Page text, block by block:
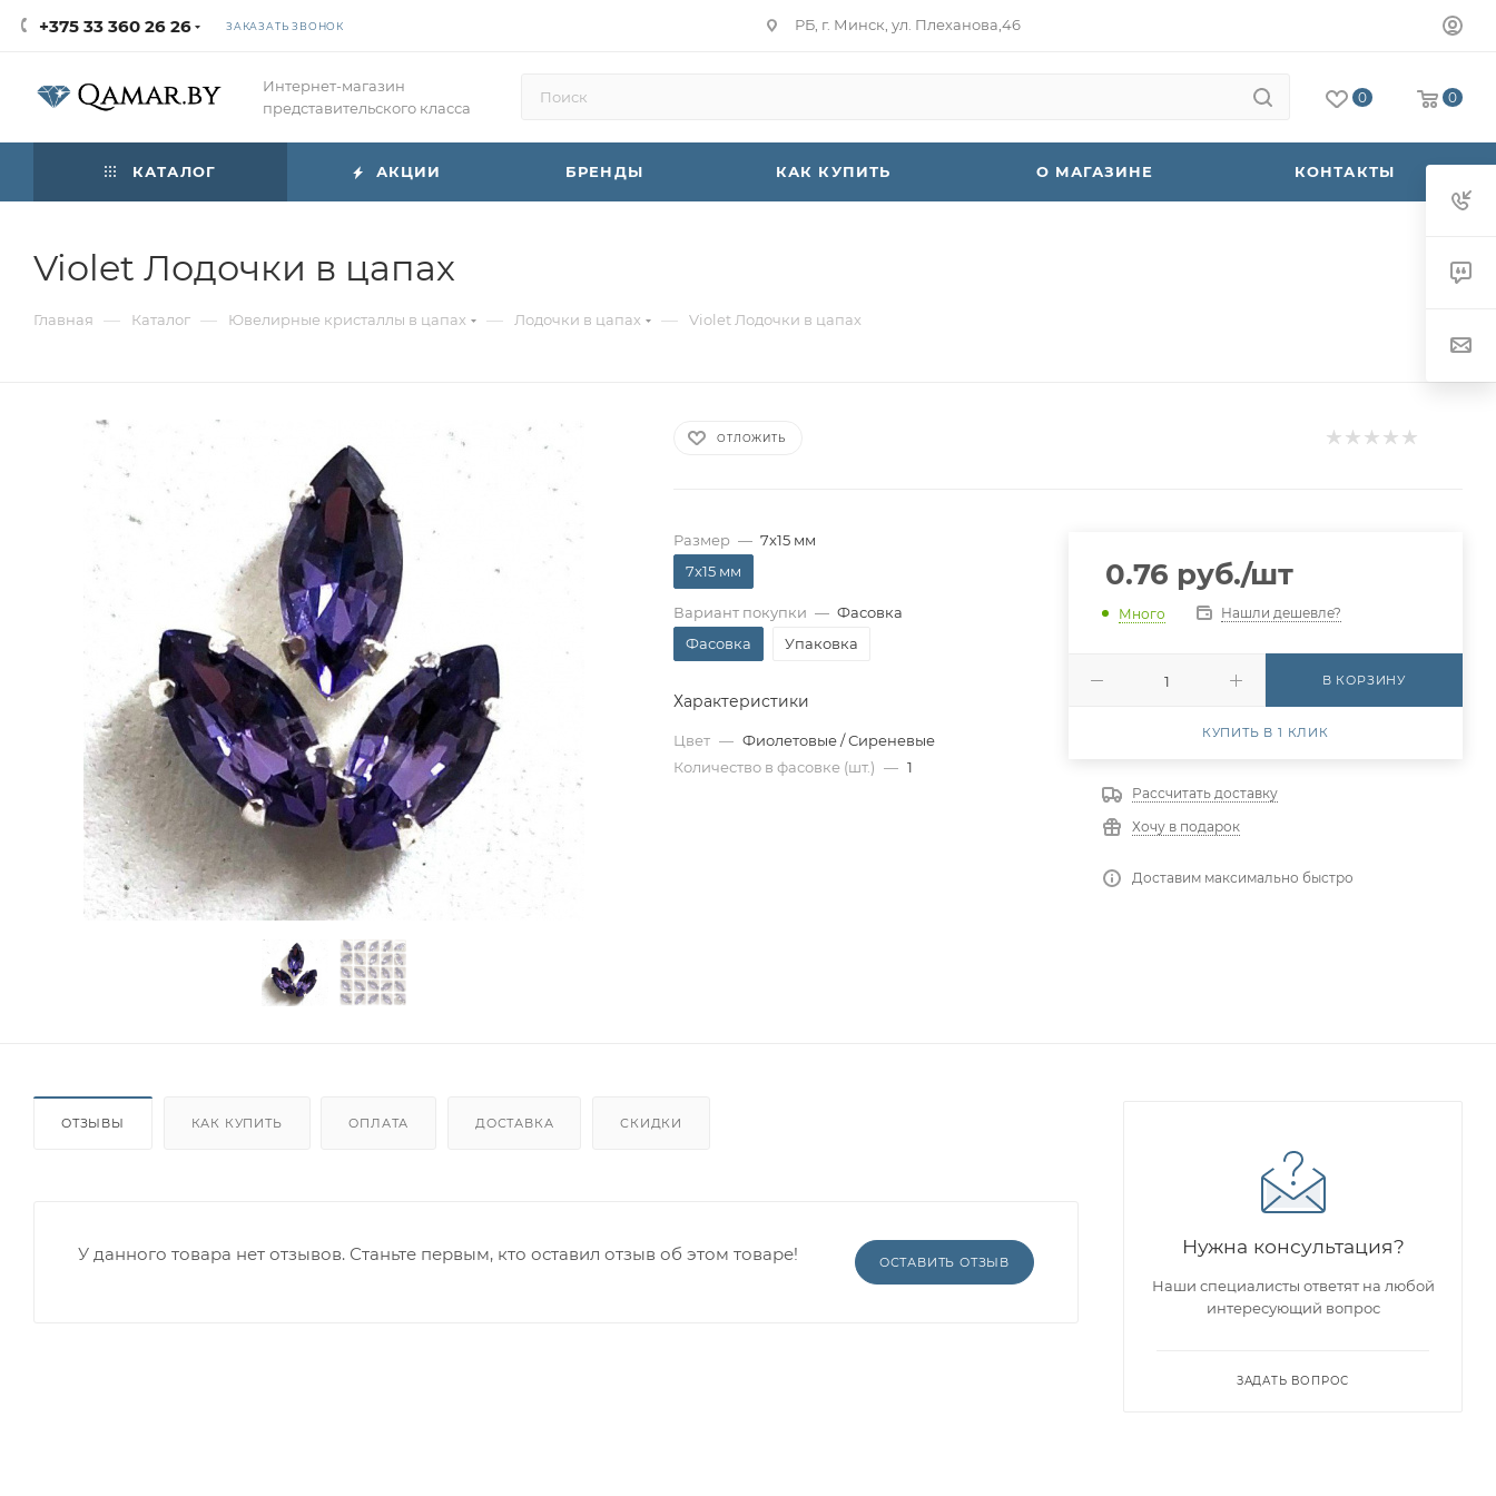
+375 33 360 26 26 ЗАКАЗАТЬ ЗВОНОК РБ, г. Минск, ул. Плеханова,46
Интернет-магазин
представительского класса
0 0
КАТАЛОГ АКЦИИ БРЕНДЫ КАК КУПИТЬ О МАГАЗИНЕ КОНТАКТЫ
Violet Лодочки в цапах
Главная — Каталог — Ювелирные кристаллы в цапах — Лодочки в цапах — Violet Лодочки в цапах
ОТЛОЖИТЬ
Размер — 7x15 мм
7x15 мм
Вариант покупки — Фасовка
Фасовка
Упаковка
Характеристики
Цвет — Фиолетовые / Сиреневые
Количество в фасовке (шт.) — 1
0.76 руб./шт
Много Нашли дешевле?
В КОРЗИНУ
КУПИТЬ В 1 КЛИК
Рассчитать доставку
Хочу в подарок
Доставим максимально быстро
ОТЗЫВЫ КАК КУПИТЬ ОПЛАТА ДОСТАВКА СКИДКИ
ОСТАВИТЬ ОТЗЫВ
У данного товара нет отзывов. Станьте первым, кто оставил отзыв об этом товаре! Нужна консультация?
Наши специалисты ответят на любой
интересующий вопрос
ЗАДАТЬ ВОПРОС